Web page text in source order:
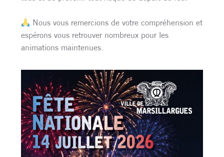
Nous vous remercions de votre compréhension et
espérons vous retrouver nombreux pour les
animations maintenues.